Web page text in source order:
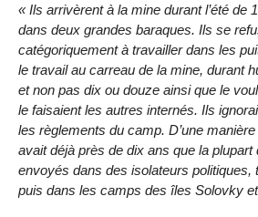
« Ils arrivèrent à la mine durant l’été de
dans deux grandes baraques. Ils se
catégoriquement à travailler dans les
le travail au carreau de la mine, durant
et non pas dix ou douze ainsi que le
le faisaient les autres internés. Ils
les règlements du camp. D’une
avait déjà près de dix ans que la plupart
envoyés dans des isolateurs politiques,
puis dans les camps des îles Solovky